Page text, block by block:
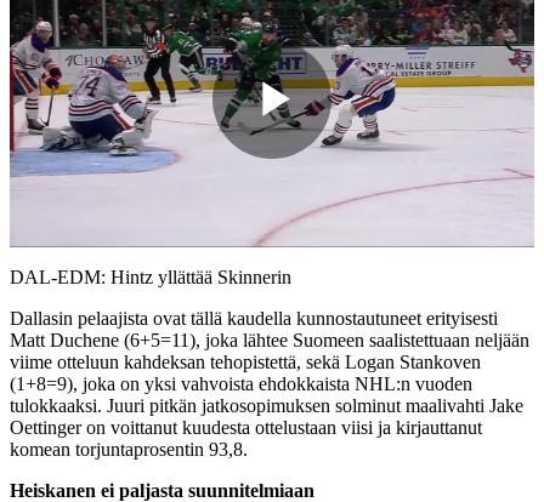
Play
Video
DAL-EDM: Hintz yllättää Skinnerin
Dallasin pelaajista ovat tällä kaudella kunnostautuneet erityisesti
Matt Duchene (6+5=11), joka lähtee Suomeen saalistettuaan neljään
viime otteluun kahdeksan tehopistettä, sekä Logan Stankoven
(1+8=9), joka on yksi vahvoista ehdokkaista NHL:n vuoden
tulokkaaksi. Juuri pitkän jatkosopimuksen solminut maalivahti Jake
Oettinger on voittanut kuudesta ottelustaan viisi ja kirjauttanut
komean torjuntaprosentin 93,8.
Heiskanen ei paljasta suunnitelmiaan